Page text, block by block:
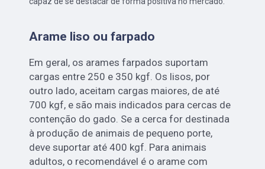
Arame liso ou farpado
Em geral, os arames farpados suportam
cargas entre 250 e 350 kgf. Os lisos, por
outro lado, aceitam cargas maiores, de até
700 kgf, e são mais indicados para cercas de
contenção do gado. Se a cerca for destinada
à produção de animais de pequeno porte,
deve suportar até 400 kgf. Para animais
adultos, o recomendável é o arame com